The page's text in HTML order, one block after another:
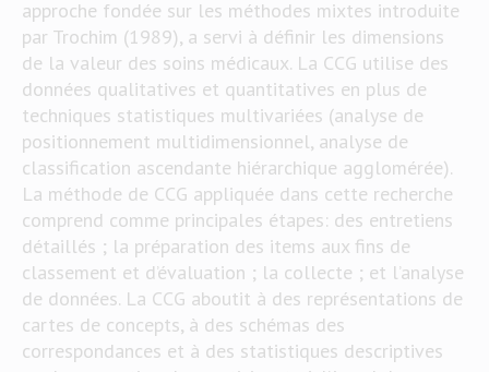
approche fondée sur les méthodes mixtes introduite
par Trochim (1989), a servi à définir les dimensions
de la valeur des soins médicaux. La CCG utilise des
données qualitatives et quantitatives en plus de
techniques statistiques multivariées (analyse de
positionnement multidimensionnel, analyse de
classification ascendante hiérarchique agglomérée).
La méthode de CCG appliquée dans cette recherche
comprend comme principales étapes: des entretiens
détaillés ; la préparation des items aux fins de
classement et d’évaluation ; la collecte ; et l’analyse
de données. La CCG aboutit à des représentations de
cartes de concepts, à des schémas des
correspondances et à des statistiques descriptives